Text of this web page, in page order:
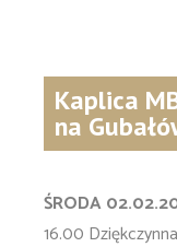
Kaplica
na
ŚRODA
16.00